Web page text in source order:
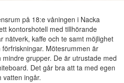
på 18:e våningen i Nacka
kontorshotell med tillhörande
nätverk, kaffe och te samt möjlighet
Mötesrummen är
grupper. De är utrustade med
Det går bra att ta med egen
vatten ingår.